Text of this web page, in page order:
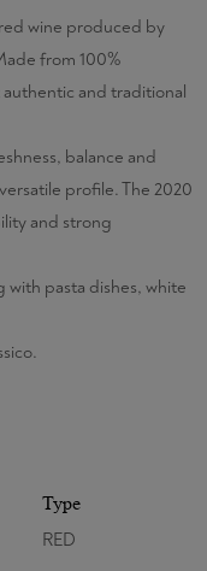
wine produced by
from 100%
and traditional
balance and
profile. The 2020
and strong
with pasta dishes, white
Type
RED